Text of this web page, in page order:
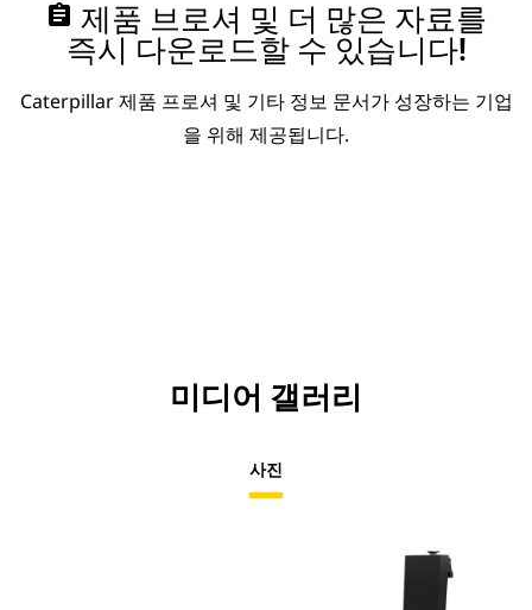
assignment 제품 브로셔 및 더 많은 자료를
즉시 다운로드할 수 있습니다!
Caterpillar 제품 프로셔 및 기타 정보 문서가 성장하는 기업
을 위해 제공됩니다.
미디어 갤러리
사진